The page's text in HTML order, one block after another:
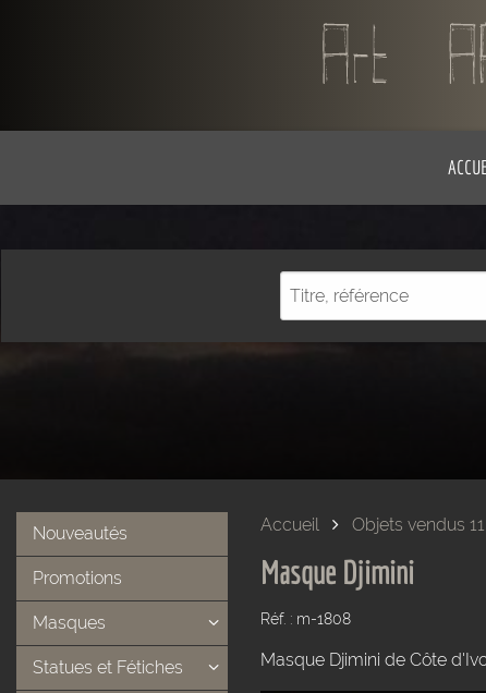
Nouveautés
Promotions
Masques
Statues et Fétiches
Accueil Objets vendus 11
Masque Djimini
Réf. : m-1808
Masque Djimini de Côte